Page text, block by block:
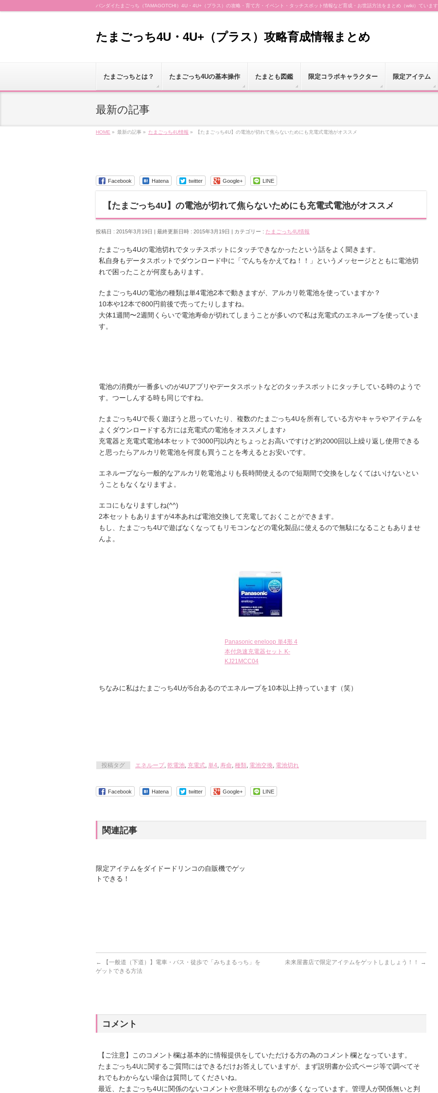
バンダイたまごっち（TAMAGOTCHI）4U・4U+（プラス）の攻略・育て方・イベント・タッチスポット情報など育成・お世話方法をまとめ（wiki）ています
たまごっち4U・4U+（プラス）攻略育成情報まとめ
たまごっちとは？ たまごっち4Uの基本操作 たまとも図鑑 限定コラボキャラクター 限定アイテム
最新の記事
HOME » 最新の記事 » たまごっち4U情報 » 【たまごっち4U】の電池が切れて焦らないためにも充電式電池がオススメ
Facebook Hatena twitter Google+ LINE
【たまごっち4U】の電池が切れて焦らないためにも充電式電池がオススメ
投稿日 : 2015年3月19日 最終更新日時 : 2015年3月19日 カテゴリー : たまごっち4U情報
たまごっち4Uの電池切れでタッチスポットにタッチできなかったという話をよく聞きます。
私自身もデータスポットでダウンロード中に「でんちをかえてね！！」というメッセージとともに電池切
れで困ったことが何度もあります。
たまごっち4Uの電池の種類は単4電池2本で動きますが、アルカリ乾電池を使っていますか？
10本や12本で800円前後で売ってたりしますね。
大体1週間〜2週間くらいで電池寿命が切れてしまうことが多いので私は充電式のエネループを使っていま
す。
電池の消費が一番多いのが4Uアプリやデータスポットなどのタッチスポットにタッチしている時のようで
す。つーしんする時も同じですね。
たまごっち4Uで長く遊ぼうと思っていたり、複数のたまごっち4Uを所有している方やキャラやアイテムを
よくダウンロードする方には充電式の電池をオススメします♪
充電器と充電式電池4本セットで3000円以内とちょっとお高いですけど約2000回以上繰り返し使用できる
と思ったらアルカリ乾電池を何度も買うことを考えるとお安いです。
エネループなら一般的なアルカリ乾電池よりも長時間使えるので短期間で交換をしなくてはいけないとい
うこともなくなりますよ。
エコにもなりますしね(^^)
2本セットもありますが4本あれば電池交換して充電しておくことができます。
もし、たまごっち4Uで遊ばなくなってもリモコンなどの電化製品に使えるので無駄になることもありませ
んよ。
Panasonic eneloop 単4形 4
本付急速充電器セット K-
KJ21MCC04
ちなみに私はたまごっち4Uが5台あるのでエネループを10本以上持っています（笑）
投稿タグ エネループ, 乾電池, 充電式, 単4, 寿命, 種類, 電池交換, 電池切れ
Facebook Hatena twitter Google+ LINE
関連記事
限定アイテムをダイドードリンコの自販機でゲッ
トできる！
←
【一般道（下道）】電車・バス・徒歩で「みちまるっち」を
ゲットできる方法
未来屋書店で限定アイテムをゲットしましょう！！ →
コメント
【ご注意】このコメント欄は基本的に情報提供をしていただける方の為のコメント欄となっています。
たまごっち4Uに関するご質問にはできるだけお答えしていますが、まず説明書か公式ページ等で調べてそ
れでもわからない場合は質問してくださいね。
最近、たまごっち4Uに関係のないコメントや意味不明なものが多くなっています。管理人が関係無いと判